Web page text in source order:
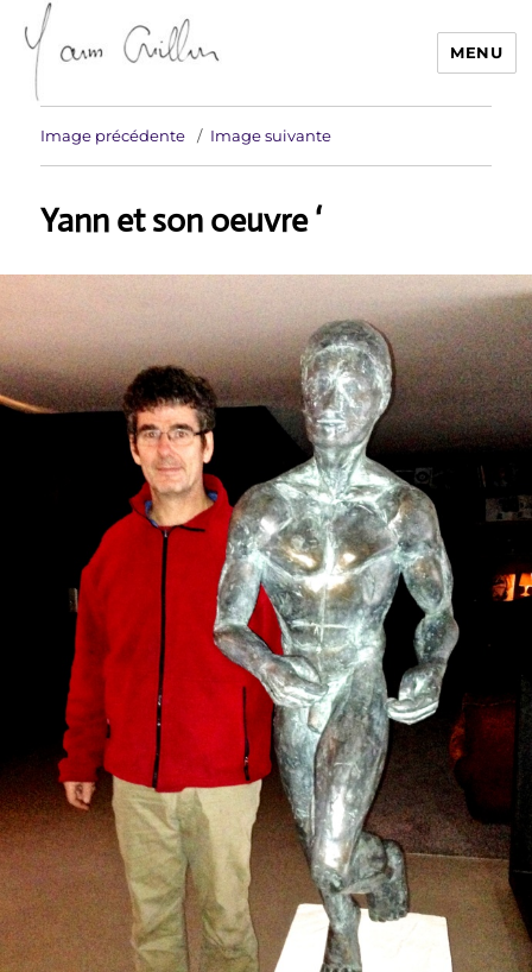
Yann Guillon Sculpteur
MENU
Image précédente Image suivante
Yann et son oeuvre ‘